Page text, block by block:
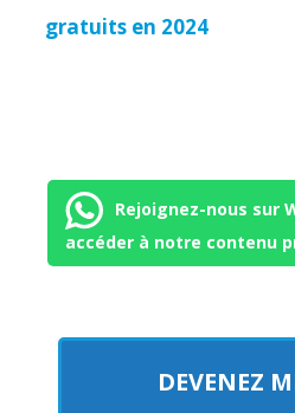
gratuits en 2024
Rejoignez-nous sur
accéder à notre contenu
DEVENEZ